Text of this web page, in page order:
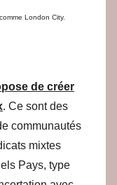
London City.
de créer
. Ce sont des
communautés
mixtes
Pays, type